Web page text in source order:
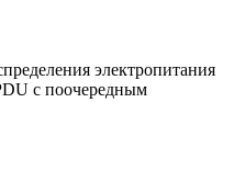
электропитания
с поочередным